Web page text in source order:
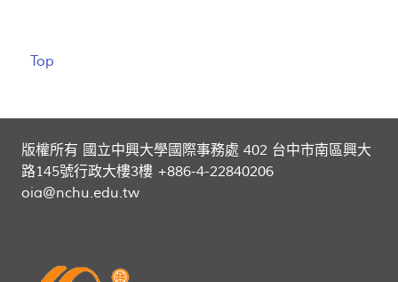
Top
版權所有 國立中興大學國際事務處 402 台中市南區興大
路145號行政大樓3樓 +886-4-22840206
oia@nchu.edu.tw